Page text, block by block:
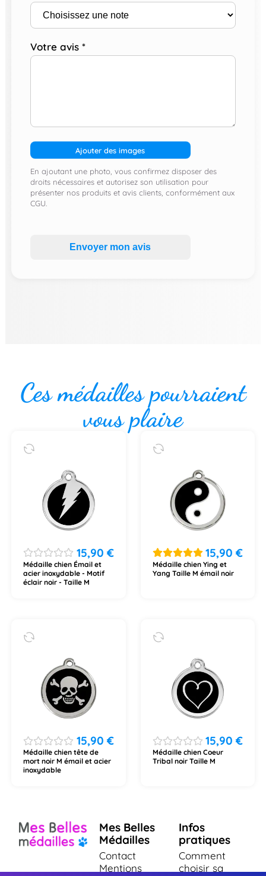
Votre avis *
Ajouter des images
En ajoutant une photo, vous confirmez disposer des
droits nécessaires et autorisez son utilisation pour
présenter nos produits et avis clients, conformément aux
CGU.
Envoyer mon avis
Ces médailles pourraient
vous plaire
15,90 €
Médaille chien Émail et
acier inoxydable - Motif
éclair noir - Taille M
15,90€
Médaille chien Ying et
Yang Taille M émail noir
15,90 €
Médaille chien tête de
mort noir M émail et acier
inoxydable
15,90€
Médaille chien Coeur
Tribal noir Taille M
Mes Belles
Médailles
Contact
Mentions
Infos
pratiques
Comment
choisir sa